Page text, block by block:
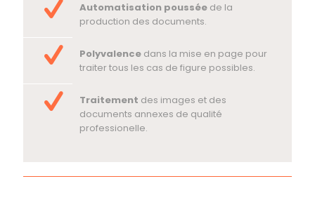
Automatisation poussée de la
production des documents.
Polyvalence dans la mise en page pour
traiter tous les cas de figure possibles.
Traitement des images et des
documents annexes de qualité
professionelle.